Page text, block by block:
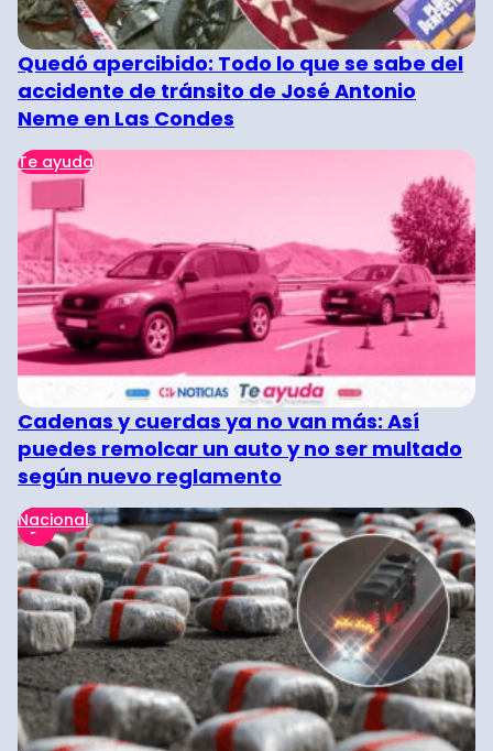
Quedó apercibido: Todo lo que se sabe del
accidente de tránsito de José Antonio
Neme en Las Condes
Te ayuda
Cadenas y cuerdas ya no van más: Así
puedes remolcar un auto y no ser multado
según nuevo reglamento
Nacional